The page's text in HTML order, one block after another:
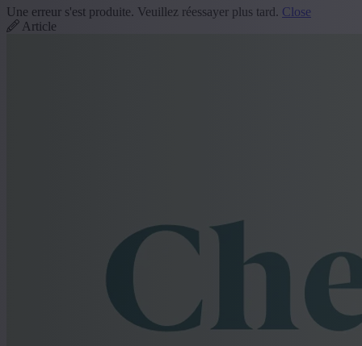
Une erreur s'est produite. Veuillez réessayer plus tard. Close
Article